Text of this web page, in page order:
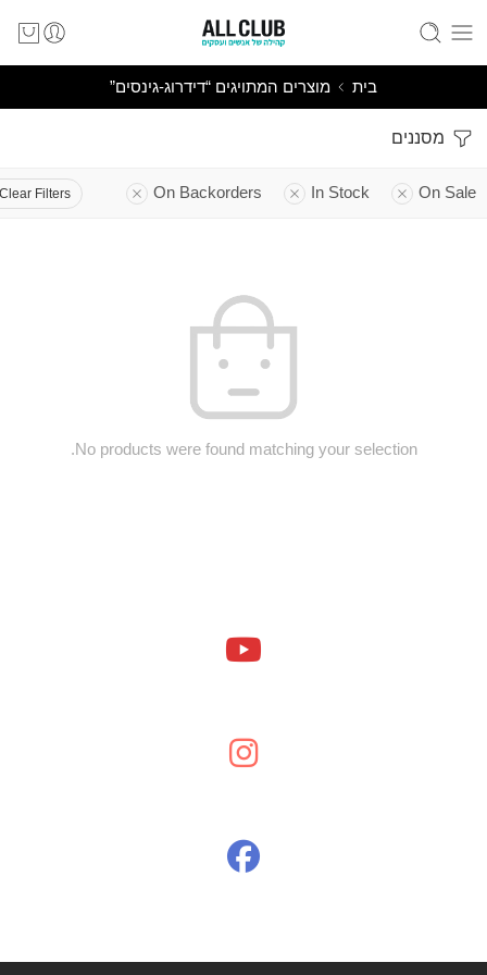
בית מוצרים המתויגים “דידרוג-גינסים”
מסננים
On Sale
In Stock
On Backorders
Clear Filters
No products were found matching your selection.